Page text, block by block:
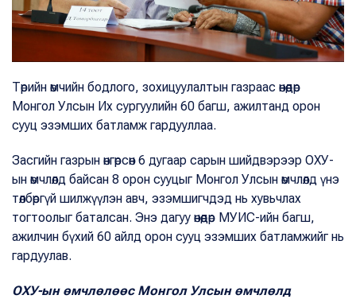
Төрийн өмчийн бодлого, зохицуулалтын газраас өнөөдөр
Монгол Улсын Их сургуулийн 60 багш, ажилтанд орон
сууц эзэмших батламж гардууллаа.
Засгийн газрын өнгөрсөн 6 дугаар сарын шийдвэрээр ОХУ-
ын өмчлөлд байсан 8 орон сууцыг Монгол Улсын өмчлөлд үнэ
төлбөргүй шилжүүлэн авч, эзэмшигчдэд нь хувьчлах
тогтоолыг баталсан. Энэ дагуу өнөөдөр МУИС-ийн багш,
ажилчин бүхий 60 айлд орон сууц эзэмших батламжийг нь
гардуулав.
ОХУ-ын өмчлөлөөс Монгол Улсын өмчлөлд